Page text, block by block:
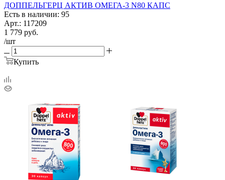
ДОППЕЛЬГЕРЦ АКТИВ ОМЕГА-3 N80 КАПС
Есть в наличии: 95
Арт.: 117209
1 779 руб.
/шт
Купить